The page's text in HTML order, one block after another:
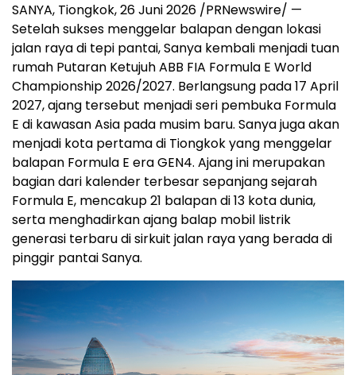
SANYA, Tiongkok, 26 Juni 2026 /PRNewswire/ —
Setelah sukses menggelar balapan dengan lokasi
jalan raya di tepi pantai, Sanya kembali menjadi tuan
rumah Putaran Ketujuh ABB FIA Formula E World
Championship 2026/2027. Berlangsung pada 17 April
2027, ajang tersebut menjadi seri pembuka Formula
E di kawasan Asia pada musim baru. Sanya juga akan
menjadi kota pertama di Tiongkok yang menggelar
balapan Formula E era GEN4. Ajang ini merupakan
bagian dari kalender terbesar sepanjang sejarah
Formula E, mencakup 21 balapan di 13 kota dunia,
serta menghadirkan ajang balap mobil listrik
generasi terbaru di sirkuit jalan raya yang berada di
pinggir pantai Sanya.